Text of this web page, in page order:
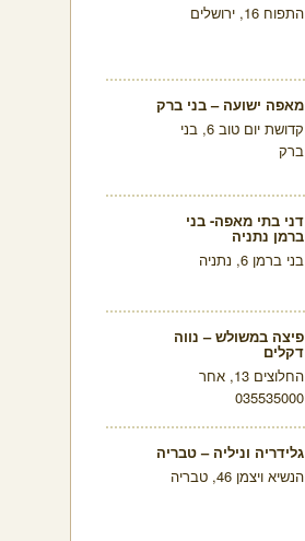
התפוח 16, ירושלים
מאפה ישועה – בני ברק
קדושת יום טוב 6, בני
ברק
דני בתי מאפה- בני
ברמן נתניה
בני ברמן 6, נתניה
פיצה במשולש – נווה
דקלים
החלוצים 13, אחר
035535000
גלידריה וניליה – טבריה
הנשיא ויצמן 46, טבריה